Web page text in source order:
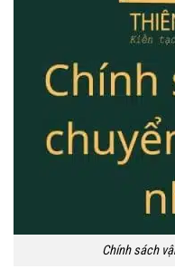
Chính sách